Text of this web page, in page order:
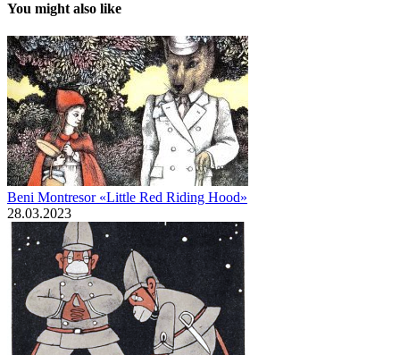
You might also like
Beni Montresor «Little Red Riding Hood»
28.03.2023